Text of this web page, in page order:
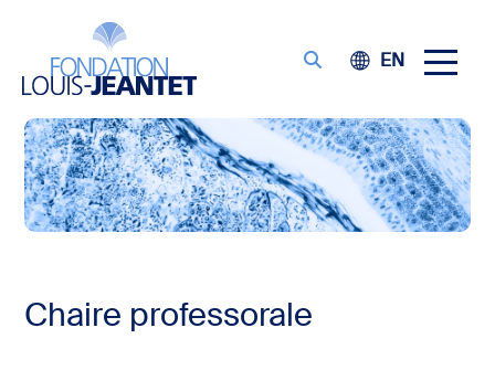
EN
Chaire professorale